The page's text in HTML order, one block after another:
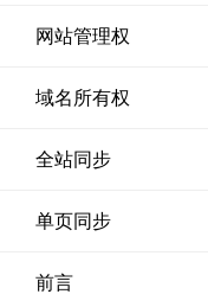
网站管理权
域名所有权
全站同步
单页同步
前言